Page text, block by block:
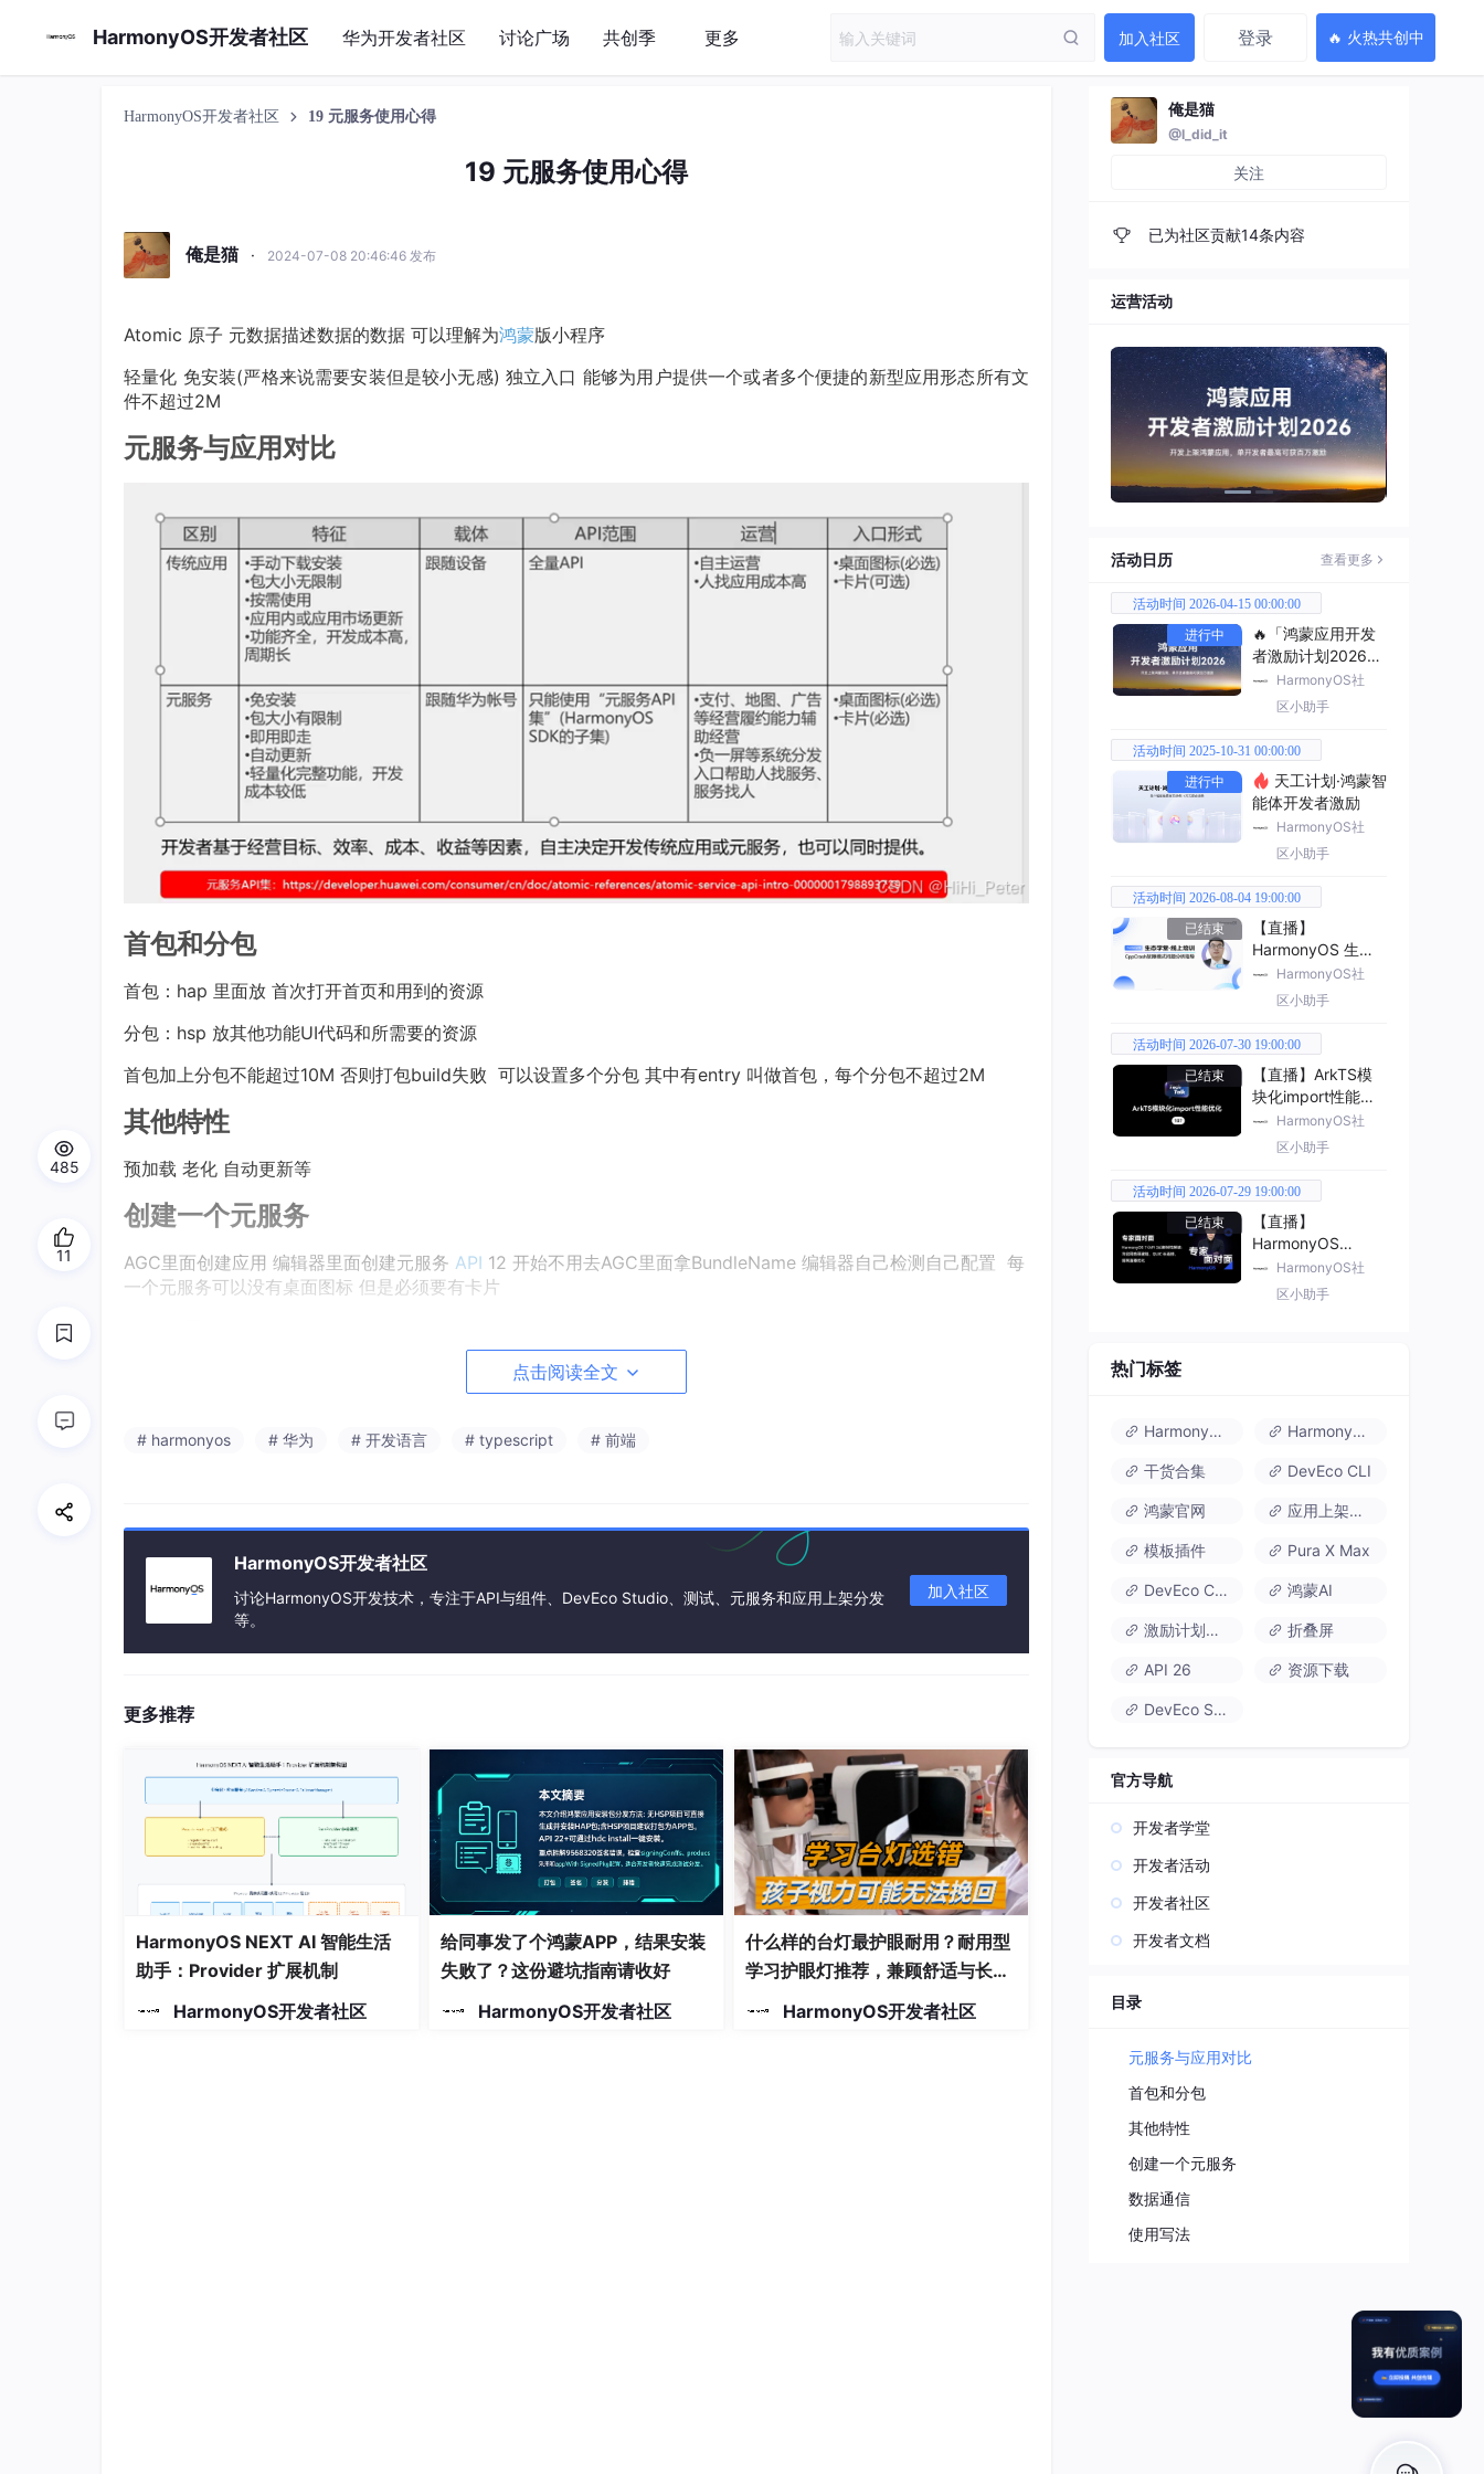
HarmonyOS开发者社区 华为开发者社区 讨论广场 共创季 更多 加入社区 登录 🔥 火热共创中
HarmonyOS开发者社区 19 元服务使用心得
19 元服务使用心得
俺是猫 · 2024-07-08 20:46:46 发布
Atomic 原子 元数据描述数据的数据 可以理解为鸿蒙版小程序
轻量化 免安装(严格来说需要安装但是较小无感) 独立入口 能够为用户提供一个或者多个便捷的新型应用形态所有文
件不超过2M
元服务与应用对比
首包和分包
首包：hap 里面放 首次打开首页和用到的资源
分包：hsp 放其他功能UI代码和所需要的资源
首包加上分包不能超过10M 否则打包build失败 可以设置多个分包 其中有entry 叫做首包，每个分包不超过2M
其他特性
预加载 老化 自动更新等
创建一个元服务
AGC里面创建应用 编辑器里面创建元服务 API 12 开始不用去AGC里面拿BundleName 编辑器自己检测自己配置 每
一个元服务可以没有桌面图标 但是必须要有卡片
卡片传输只能使用message方法进行通信 不能使用call 和router
使用写法
推荐内容
点击阅读全文
# harmonyos # 华为 # 开发语言 # typescript # 前端
HarmonyOS开发者社区
讨论HarmonyOS开发技术，专注于API与组件、DevEco Studio、测试、元服务和应用上架分发
等。
加入社区
更多推荐
HarmonyOS NEXT AI 智能生活
助手：Provider 扩展机制
HarmonyOS开发者社区
给同事发了个鸿蒙APP，结果安装
失败了？这份避坑指南请收好
HarmonyOS开发者社区
什么样的台灯最护眼耐用？耐用型
学习护眼灯推荐，兼顾舒适与长久
HarmonyOS开发者社区
485
11
俺是猫
@I_did_it
关注
已为社区贡献14条内容
运营活动
活动日历 查看更多
活动时间 2026-04-15 00:00:00
进行中
🔥「鸿蒙应用开发
者激励计划2026」
已开启HarmonyOS社
区小助手
活动时间 2025-10-31 00:00:00
进行中
能体开发者激励
HarmonyOS社
区小助手
活动时间 2026-08-04 19:00:00
已结束
【直播】
HarmonyOS 生态
学堂·线上培训
HarmonyOS社
区小助手
活动时间 2026-07-30 19:00:00
已结束
【直播】ArkTS模
块化import性能优
化 HarmonyOS社
区小助手
活动时间 2026-07-29 19:00:00
已结束
【直播】
HarmonyOS
7（API 26） 新特
性解读
HarmonyOS社
区小助手
热门标签
HarmonyOS 6 HarmonyOS 7.0
干货合集 DevEco CLI
鸿蒙官网 应用上架速通
模板插件 Pura X Max
DevEco Code 鸿蒙AI
激励计划达标指南 折叠屏
API 26 资源下载
DevEco Studio
官方导航
开发者学堂
开发者活动
开发者社区
开发者文档
目录
元服务与应用对比
首包和分包
其他特性
创建一个元服务
数据通信
使用写法